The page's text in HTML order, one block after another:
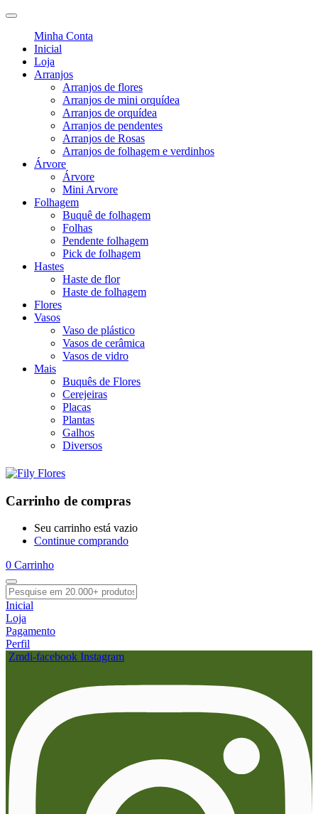
Minha Conta
Inicial
Loja
Arranjos
Arranjos de flores
Arranjos de mini orquídea
Arranjos de orquídea
Arranjos de pendentes
Arranjos de Rosas
Arranjos de folhagem e verdinhos
Árvore
Árvore
Mini Arvore
Folhagem
Buquê de folhagem
Folhas
Pendente folhagem
Pick de folhagem
Hastes
Haste de flor
Haste de folhagem
Flores
Vasos
Vaso de plástico
Vasos de cerâmica
Vasos de vidro
Mais
Buquês de Flores
Cerejeiras
Placas
Plantas
Galhos
Diversos
Carrinho de compras
Seu carrinho está vazio
Continue comprando
0 Carrinho
Inicial
Loja
Pagamento
Perfil
Zmdi-facebook Instagram